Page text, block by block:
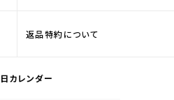
返品特約について
カレンダー